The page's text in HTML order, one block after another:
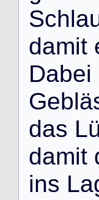
Schla
damit
Dabei
Geblä
das L
damit
ins La